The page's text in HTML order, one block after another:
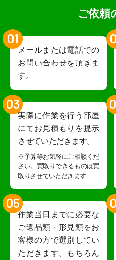
ご依頼
01
メールまたは電話での
お問い合わせを頂きま
す。
03
実際に作業を行う部屋
にてお見積もりを提示
させていただきます。
※予算等お気軽にご相談くだ
さい。買取りできるものは買
取りさせていただきます
05
作業当日までに必要な
ご遺品類・形見類をお
客様の方で選別してい
ただきます。もちろん